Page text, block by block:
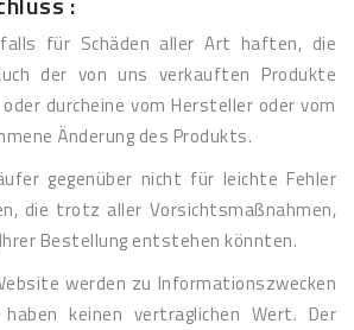
für Schäden aller Art haften, die
der von uns verkauften Produkte
durcheine vom Hersteller oder vom
Änderung des Produkts.
gegenüber nicht für leichte Fehler
die trotz aller Vorsichtsmaßnahmen,
Bestellung entstehen könnten.
werden zu Informationszwecken
keinen vertraglichen Wert. Der